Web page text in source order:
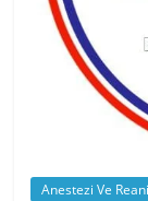
Anestezi Ve